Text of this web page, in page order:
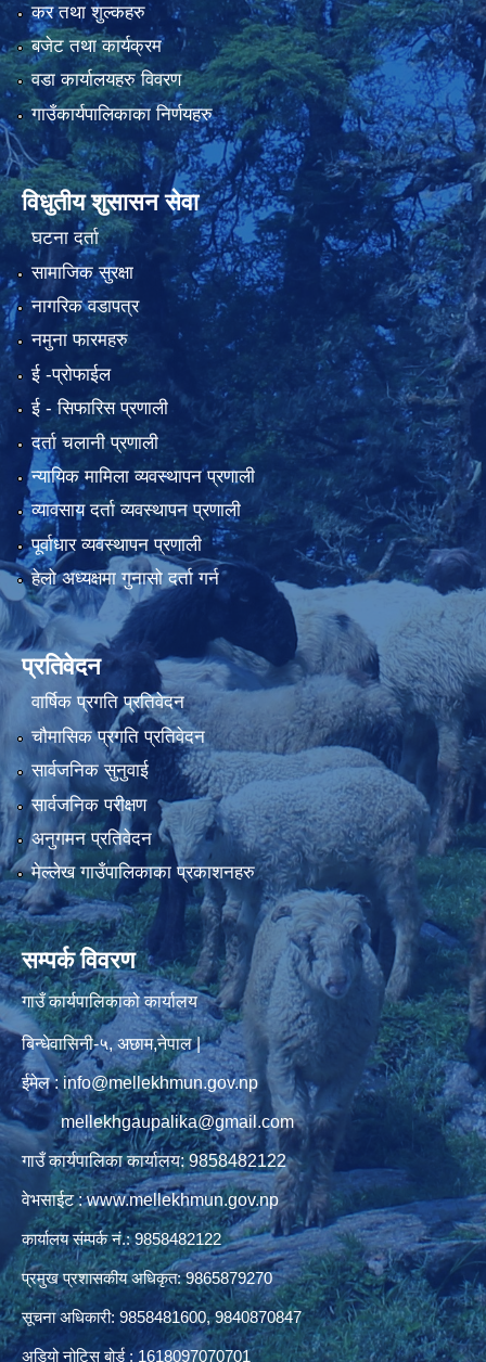
कर तथा शुल्कहरु
बजेट तथा कार्यक्रम
वडा कार्यालयहरु विवरण
गाउँकार्यपालिकाका निर्णयहरु
विधुतीय शुसासन सेवा
घटना दर्ता
सामाजिक सुरक्षा
नागरिक वडापत्र
नमुना फारमहरु
ई -प्रोफाईल
ई‍ - सिफारिस प्रणाली
दर्ता चलानी प्रणाली
न्यायिक मामिला व्यवस्थापन प्रणाली
व्यावसाय दर्ता व्यवस्थापन प्रणाली
पूर्वाधार व्यवस्थापन प्रणाली
हेलो अध्यक्षमा गुनासो दर्ता गर्न
प्रतिवेदन
वार्षिक प्रगति प्रतिवेदन
चौमासिक प्रगति प्रतिवेदन
सार्वजनिक सुनुवाई
सार्वजनिक परीक्षण
अनुगमन प्रतिवेदन
मेल्लेख गाउँपालिकाका प्रकाशनहरु
सम्पर्क विवरण
गाउँ कार्यपालिकाको कार्यालय
बिन्धेवासिनी-५, अछाम,नेपाल |
ईमेल : info@mellekhmun.gov.np
mellekhgaupalika@gmail.com
गाउँ कार्यपालिका कार्यालय: 9858482122
वेभसाईट : www.mellekhmun.gov.np
कार्यालय संम्पर्क नं.: 9858482122
प्रमुख प्रशासकीय अधिकृत: 9865879270
सूचना अधिकारी: 9858481600, 9840870847
अडियो नोटिस बोर्ड : 1618097070701